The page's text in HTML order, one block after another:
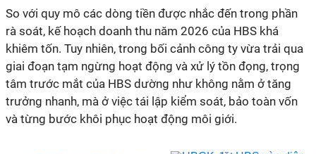
So với quy mô các dòng tiền được nhắc đến trong phần
rà soát, kế hoạch doanh thu năm 2026 của HBS khá
khiêm tốn. Tuy nhiên, trong bối cảnh công ty vừa trải qua
giai đoạn tạm ngừng hoạt động và xử lý tồn đọng, trọng
tâm trước mắt của HBS dường như không nằm ở tăng
trưởng nhanh, mà ở việc tái lập kiểm soát, bảo toàn vốn
và từng bước khôi phục hoạt động môi giới.